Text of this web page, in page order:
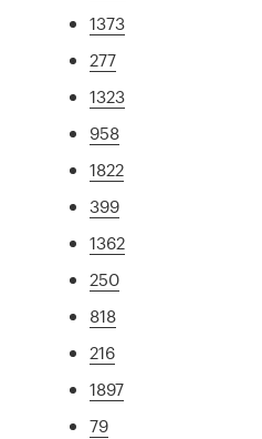
1373
277
1323
958
1822
399
1362
250
818
216
1897
79